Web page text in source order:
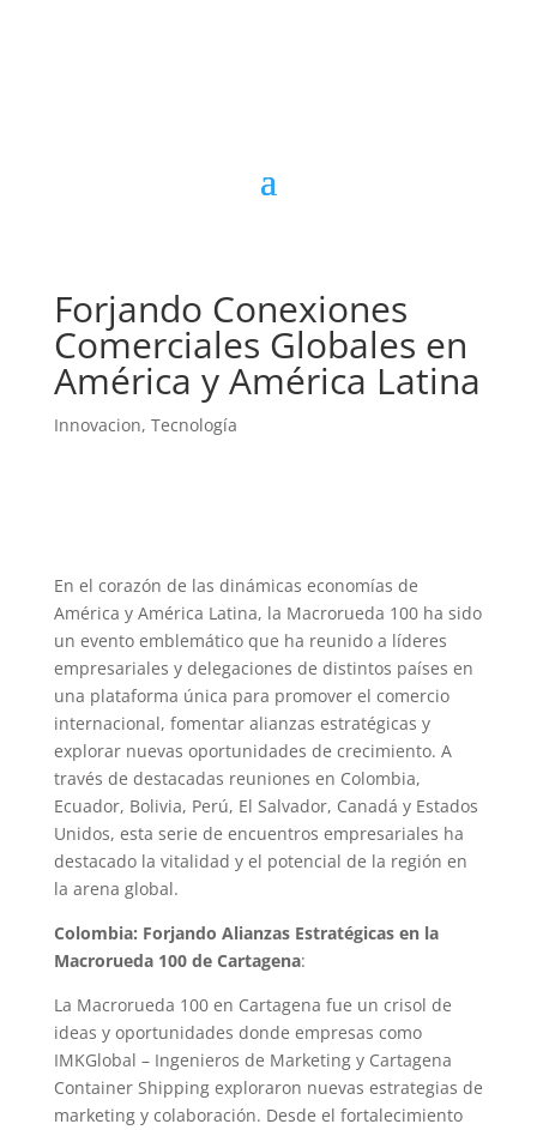
Forjando Conexiones
Comerciales Globales en
América y América Latina
Innovacion, Tecnología
En el corazón de las dinámicas economías de
América y América Latina, la Macrorueda 100 ha sido
un evento emblemático que ha reunido a líderes
empresariales y delegaciones de distintos países en
una plataforma única para promover el comercio
internacional, fomentar alianzas estratégicas y
explorar nuevas oportunidades de crecimiento. A
través de destacadas reuniones en Colombia,
Ecuador, Bolivia, Perú, El Salvador, Canadá y Estados
Unidos, esta serie de encuentros empresariales ha
destacado la vitalidad y el potencial de la región en
la arena global.
Colombia: Forjando Alianzas Estratégicas en la
Macrorueda 100 de Cartagena:
La Macrorueda 100 en Cartagena fue un crisol de
ideas y oportunidades donde empresas como
IMKGlobal – Ingenieros de Marketing y Cartagena
Container Shipping exploraron nuevas estrategias de
marketing y colaboración. Desde el fortalecimiento